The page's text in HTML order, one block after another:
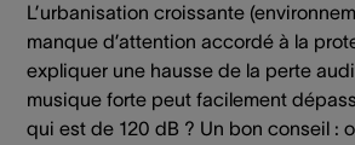
L’urbanisation croissante
manque d’attention accordé à la
expliquer une hausse de la perte
musique forte peut facilement
qui est de 120 dB ? Un bon conseil :